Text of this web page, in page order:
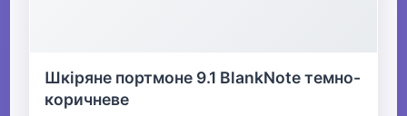
Шкіряне портмоне 9.1 BlankNote темно-
коричневе